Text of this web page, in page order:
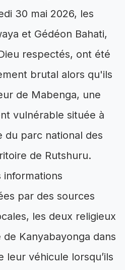
30 mai 2026, les
et Gédéon Bahati,
respectés, ont été
brutal alors qu'ils
de Mabenga, une
vulnérable située à
du parc national des
de Rutshuru.
informations
par des sources
les deux religieux
Kanyabayonga dans
leur véhicule lorsqu’ils